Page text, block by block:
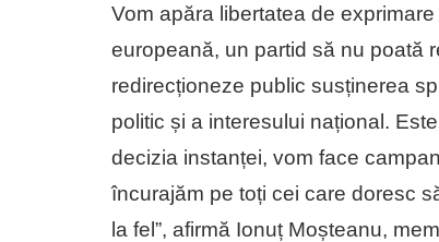
Vom apăra libertatea de
europeană, un partid să nu poată
redirecționeze public susținerea
politic și a interesului național.
decizia instanței, vom face
încurajăm pe toți cei care doresc
la fel”, afirmă Ionuț Moșteanu,